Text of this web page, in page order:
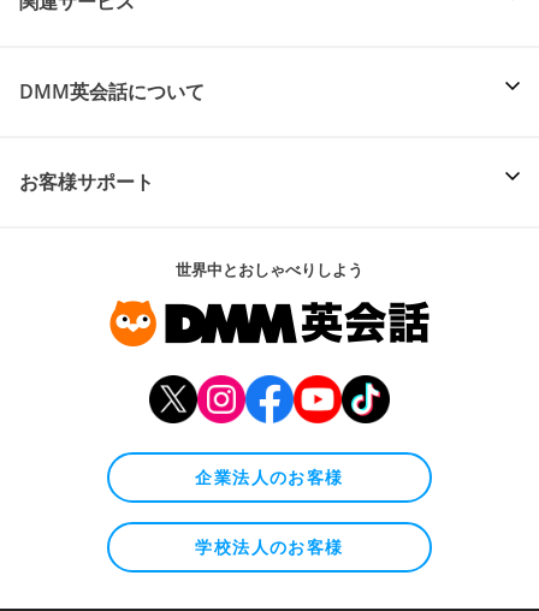
DMM英会話について
お客様サポート
世界中とおしゃべりしよう
企業法人のお客様
学校法人のお客様